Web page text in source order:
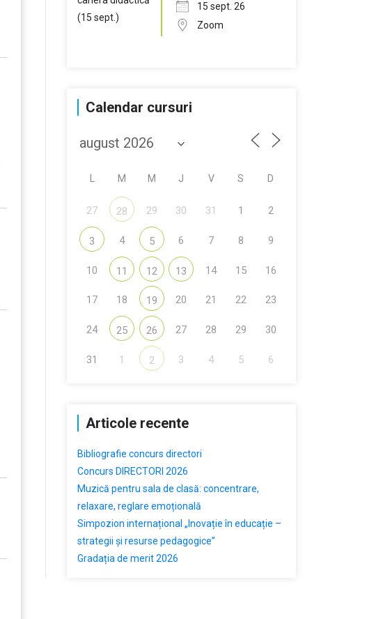
15 sept. 26
Zoom
Calendar cursuri
M M J V S D
27 28 29 30 31 1 2
3 4 5 6 7 8 9
10 11 12 13 14 15 16
17 18 19 20 21 22 23
24 25 26 27 28 29 30
31 1 2 3 4 5 6
Articole recente
Bibliografie concurs directori
Concurs DIRECTORI 2026
Muzică pentru sala de clasă: concentrare,
relaxare, reglare emoțională
Simpozion internațional „Inovație în educație –
strategii și resurse pedagogice”
Gradația de merit 2026